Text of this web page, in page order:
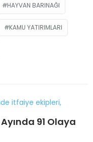
HAYVAN BARINAĞI
KAMU YATIRIMLARI
91 Olaya